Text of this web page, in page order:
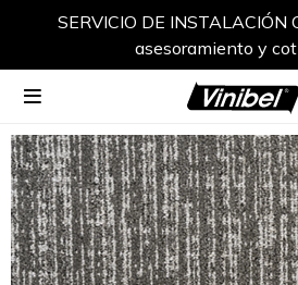
SERVICIO DE INSTALACIÓN
asesoramiento y
